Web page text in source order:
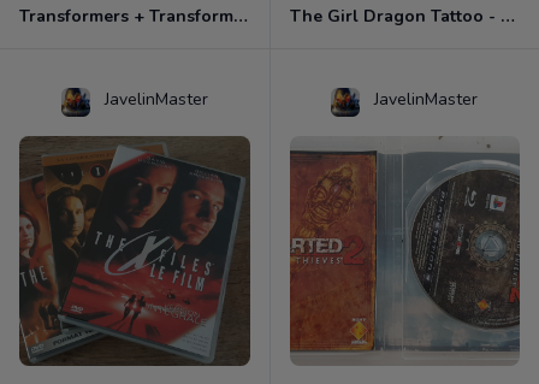
Transformers + Transformers 2 : La Revanche The Girl Dragon Tattoo - Blu-Ray
JavelinMaster JavelinMaster